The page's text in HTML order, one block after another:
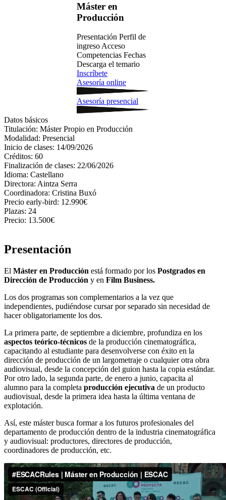
Máster en
Producción
Presentación Perfil de
ingreso Acceso
Competencias Fechas
Descarga el temario
Inscríbete
Asesoría online
Asesoría presencial
Datos básicos
Titulación: Máster Propio en Producción
Modalidad: Presencial
Inicio de clases: 14/09/2026
Créditos: 60
Finalización de clases: 22/06/2026
Idioma: Castellano
Directora: Aintza Serra
Coordinadora: Cristina Buxó
Precio early-bird: 12.990€
Plazas: 24
Precio: 13.500€
Presentación
El Máster en Producción está formado por los Postgrados en
Dirección de Producción y en Film Business.
Los dos programas son complementarios a la vez que
independientes, pudiéndose cursar por separado sin necesidad de
hacer obligatoriamente los dos.
La primera parte, de septiembre a diciembre, profundiza en los
aspectos teórico-técnicos de la producción cinematográfica,
capacitando al estudiante para desenvolverse con éxito en la
dirección de producción de un largometraje o cualquier otra obra
audiovisual, desde la concepción del guion hasta la copia estándar.
Por otro lado, la segunda parte, de enero a junio, capacita al
alumno para la completa producción ejecutiva de un producto
audiovisual, desde la primera idea hasta la última ventana de
explotación.
Así, este máster busca formar a los futuros profesionales del
departamento de producción dentro de la industria cinematográfica
y audiovisual: productores, directores de producción,
coordinadores de producción, etc.